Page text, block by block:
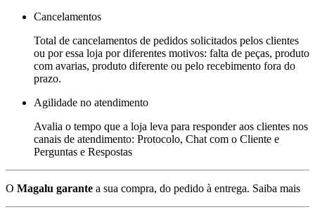
Cancelamentos
Total de cancelamentos de pedidos solicitados pelos clientes
ou por essa loja por diferentes motivos: falta de peças, produto
com avarias, produto diferente ou pelo recebimento fora do
prazo.
Agilidade no atendimento
Avalia o tempo que a loja leva para responder aos clientes nos
canais de atendimento: Protocolo, Chat com o Cliente e
Perguntas e Respostas
O Magalu garante a sua compra, do pedido à entrega. Saiba mais